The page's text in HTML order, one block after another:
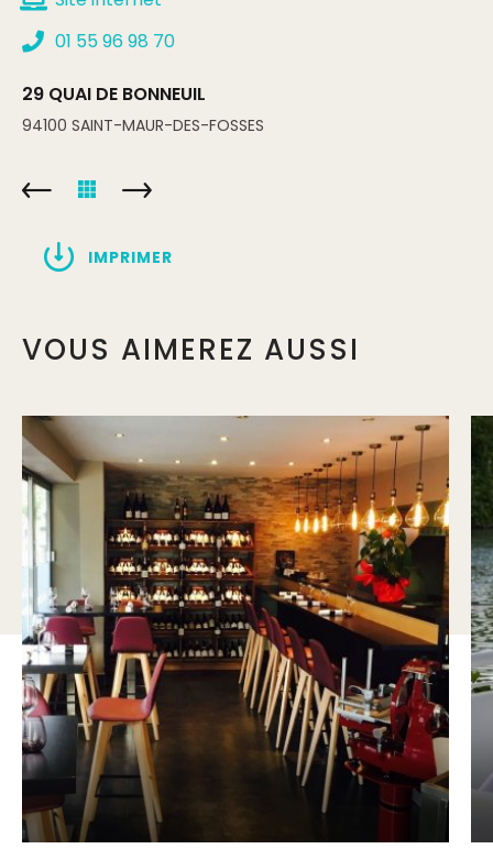
01 55 96 98 70
29 QUAI DE BONNEUIL
94100 SAINT-MAUR-DES-FOSSES
IMPRIMER
VOUS AIMEREZ AUSSI